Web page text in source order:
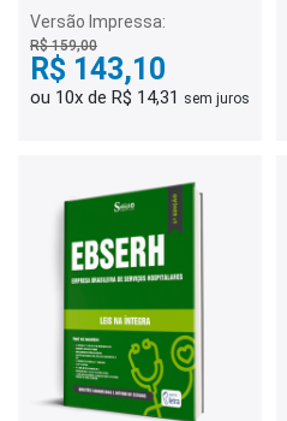
Versão Impressa:
R$ 159,00
R$ 143,10
ou 10x de R$ 14,31 sem juros